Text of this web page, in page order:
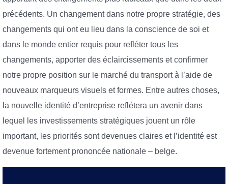
précédents. Un changement dans notre propre stratégie, des
changements qui ont eu lieu dans la conscience de soi et
dans le monde entier requis pour refléter tous les
changements, apporter des éclaircissements et confirmer
notre propre position sur le marché du transport à l’aide de
nouveaux marqueurs visuels et formes. Entre autres choses,
la nouvelle identité d’entreprise reflétera un avenir dans
lequel les investissements stratégiques jouent un rôle
important, les priorités sont devenues claires et l’identité est
devenue fortement prononcée nationale – belge.